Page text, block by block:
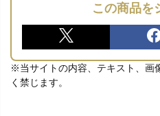
この商品を
※当サイトの内容、テキスト、画
く禁じます。